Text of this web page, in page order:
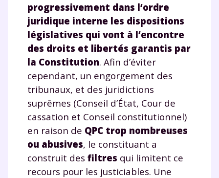
progressivement dans l’ordre
juridique interne les dispositions
législatives qui vont à l’encontre
des droits et libertés garantis par
la Constitution. Afin d’éviter
cependant, un engorgement des
tribunaux, et des juridictions
suprêmes (Conseil d’État, Cour de
cassation et Conseil constitutionnel)
en raison de QPC trop nombreuses
ou abusives, le constituant a
construit des filtres qui limitent ce
recours pour les justiciables. Une